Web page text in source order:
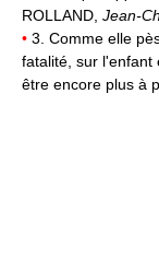
ROLLAND, Jean-
• 3. Comme elle
fatalité, sur l'enfant
être encore plus à